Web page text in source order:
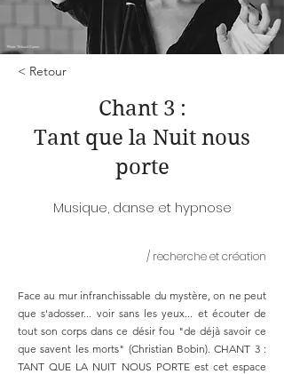
Photo: Thibault Carron
< Retour
Chant 3 :
Tant que la Nuit nous
porte
Musique, danse et hypnose
/ recherche et création
Face au mur infranchissable du mystère, on ne peut
que s'adosser... voir sans les yeux... et écouter de
tout son corps dans ce désir fou "de déjà savoir ce
que savent les morts" (Christian Bobin). CHANT 3 :
TANT QUE LA NUIT NOUS PORTE est cet espace